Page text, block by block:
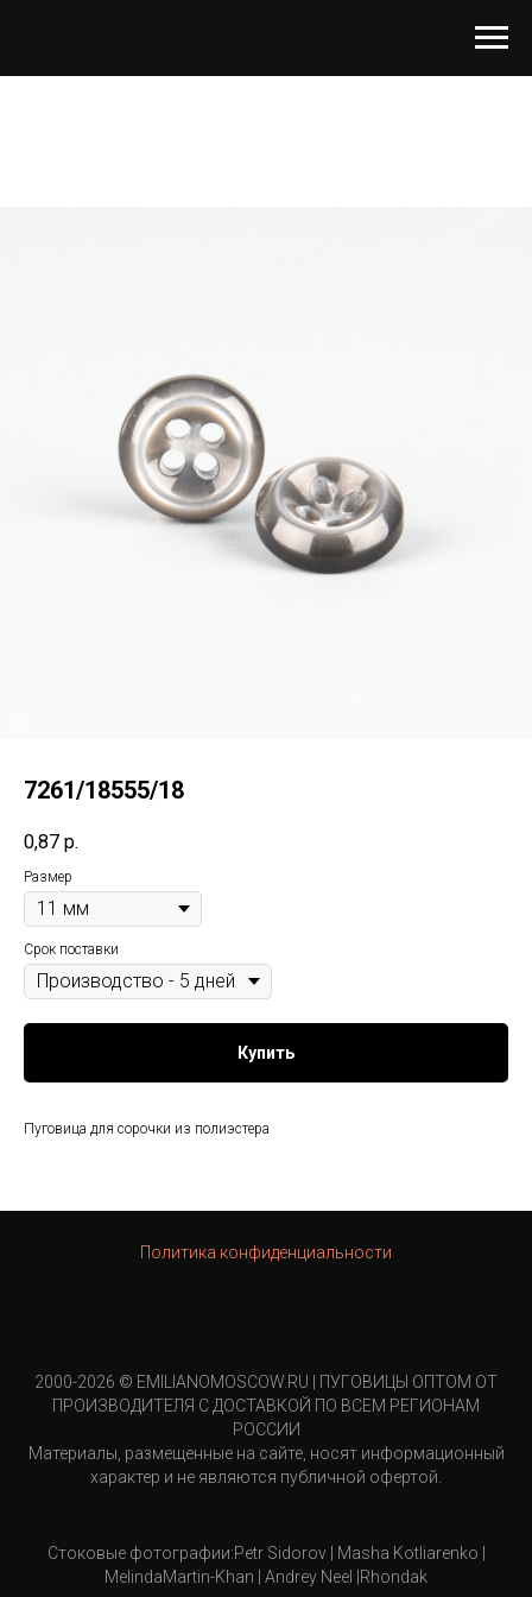
7261/18555/18
0,87 р.
Размер
Срок поставки
Купить
Пуговица для сорочки из полиэстера
Политика конфиденциальности
2000-2026 © EMILIANOMOSCOW.RU | ПУГОВИЦЫ ОПТОМ ОТ
ПРОИЗВОДИТЕЛЯ С ДОСТАВКОЙ ПО ВСЕМ РЕГИОНАМ
РОССИИ
Материалы, размещенные на сайте, носят информационный
характер и не являются публичной офертой.
Стоковые фотографии:Petr Sidorov | Masha Kotliarenko |
MelindaMartin-Khan | Andrey Neel |Rhondak